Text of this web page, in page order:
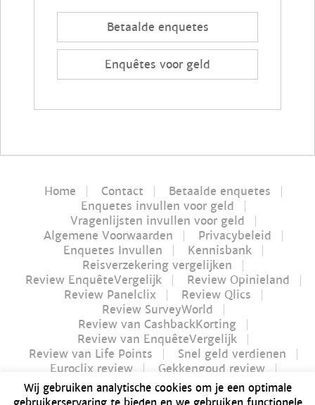
Betaalde enquetes
Enquêtes voor geld
Home Contact
Betaalde enquetes
Enquetes invullen voor geld
Vragenlijsten invullen voor geld
Algemene Voorwaarden
Privacybeleid
Enquetes Invullen
Kennisbank
Reisverzekering vergelijken
Review EnquêteVergelijk
Review Opinieland
Review Panelclix
Review Qlics
Review SurveyWorld
Review van CashbackKorting
Review van EnquêteVergelijk
Review van Life Points
Snel geld verdienen
Euroclix review
Gekkengoud review
iPay review
Myflavours review
Nucash review
Wij gebruiken analytische cookies om je een optimale